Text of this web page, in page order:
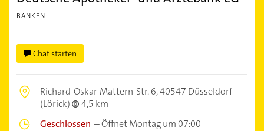
BANKEN
Chat starten
Richard-Oskar-Mattern-Str. 6,40547 Düsseldorf
(Lörick)
4,5 km
Geschlossen –Öffnet Montag um 07:00